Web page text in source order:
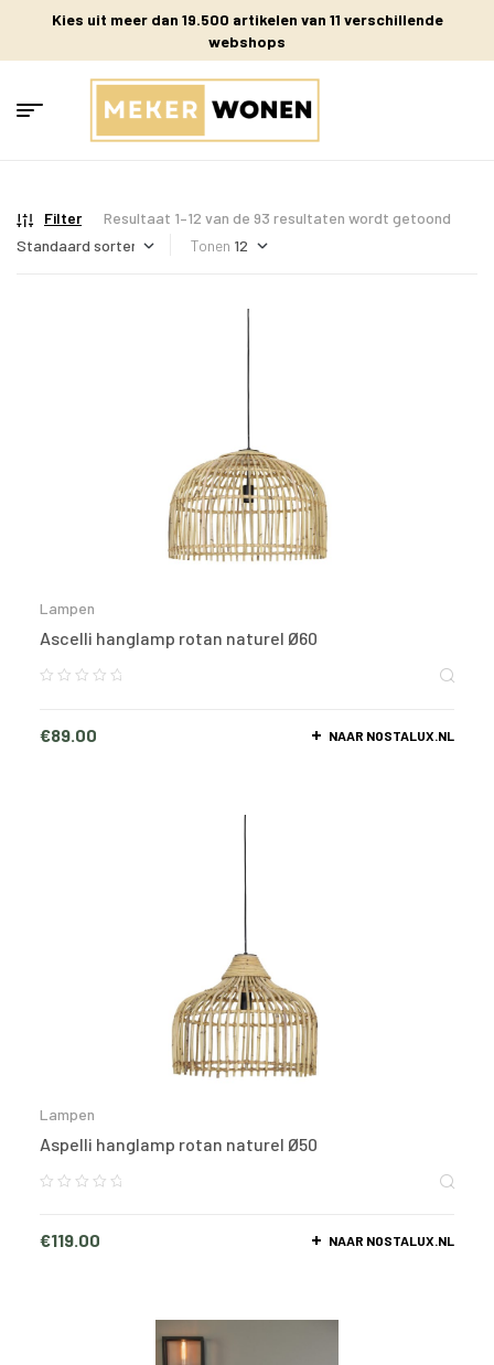
Kies uit meer dan 19.500 artikelen van 11 verschillende
webshops
Filter
Resultaat 1–12 van de 93 resultaten wordt getoond
Tonen
Lampen
Ascelli hanglamp rotan naturel Ø60
€89.00 NAAR NOSTALUX.NL
Lampen
Aspelli hanglamp rotan naturel Ø50
€119.00 NAAR NOSTALUX.NL